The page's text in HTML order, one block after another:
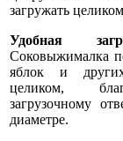
загружать
Удобная
Соковыжималка
яблок и
целиком,
загрузочному
диаметре.